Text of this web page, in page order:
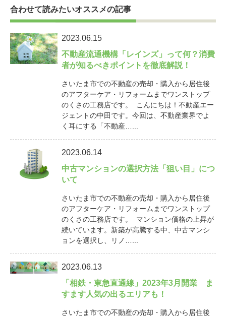
合わせて読みたいオススメの記事
2023.06.15
不動産流通機構「レインズ」って何？消費
者が知るべきポイントを徹底解説！
さいたま市での不動産の売却・購入から居住後
のアフターケア・リフォームまでワンストップ
のくさの工務店です。 こんにちは！不動産エー
ジェントの中田です。今回は、不動産業界でよ
く耳にする「不動産…...
2023.06.14
中古マンションの選択方法「狙い目」につ
いて
さいたま市での不動産の売却・購入から居住後
のアフターケア・リフォームまでワンストップ
のくさの工務店です。 マンション価格の上昇が
続いています。新築が高騰する中、中古マンシ
ョンを選択し、リノ…...
2023.06.13
「相鉄・東急直通線」2023年3月開業 ま
すます人気の出るエリアも！
さいたま市での不動産の売却・購入から居住後